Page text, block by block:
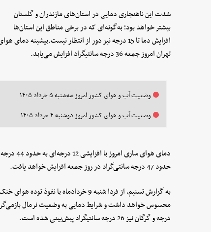
شدت این ناهنجاری دمایی در استان‌های مازندران و گلستان
بیشتر خواهد بود؛ به‌گونه‌ای که در برخی مناطق این استان‌ها
افزایش دما تا 15 درجه نیز دور از انتظار نیست.بیشینه دمای
تهران امروز جمعه 36 درجه سانتیگراد افزایش می‌یابد.
وضعیت آب و هوای کشور امروز سه‌شنبه ۵ خرداد ۱۴۰۵
وضعیت آب و هوای کشور امروز دوشنبه ۴ خرداد ۱۴۰۵
حدود 47 درجه سانتی‌گراد در روز جمعه افزایش خواهد یافت.
به گزارش تسنیم، از فردا شنبه 9
درجه و گرگان نیز 26 درجه سانتیگراد پیش‌بینی شده است.